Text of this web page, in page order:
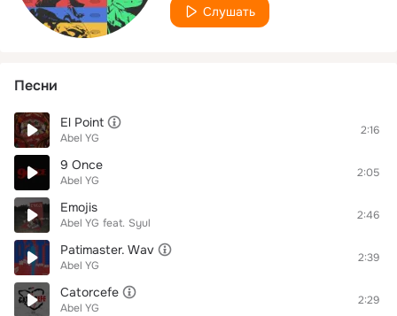
Слушать
Песни
El Point
Abel YG
2:16
9 Once
Abel YG
2:05
Emojis
Abel YG feat. Syul
2:46
Patimaster. Wav
Abel YG
2:39
Catorcefe
Abel YG
2:29